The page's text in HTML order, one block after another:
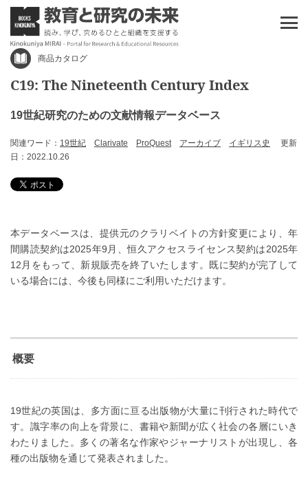
商品カタログ
C19: The Nineteenth Century Index
19世紀研究のための文献情報データベース
関連ワード： 19世紀 Clarivate ProQuest アーカイブ イギリス史
更新
日：2022.10.26
本データベースは、提供元のクラリベイトの方針変更により、年
間購読契約は2025年9月、恒久アクセスライセンス契約は2025年
12月をもって、新規販売を終了いたします。既に契約が完了して
いる場合には、今後も同様にご利用いただけます。
概要
19世紀の英国は、多方面に亘る出版物が大量に刊行された時代で
す。識字率の向上を背景に、書籍や新聞が広く社会の各層にいき
わたりました。多くの著名な作家やジャーナリストが出現し、各
種の出版物を通じて発表されました。